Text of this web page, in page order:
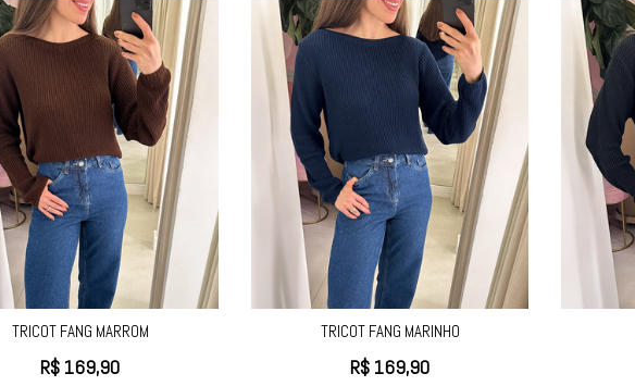
TRICOT FANG MARROM
R$ 169,90
TRICOT FANG MARINHO
R$ 169,90